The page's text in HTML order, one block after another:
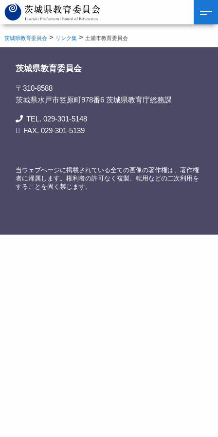
茨城県教育委員会 > リンク集 > 土浦市教育委員会
茨城県教育委員会
〒310-8588
茨城県水戸市笠原町978番6 茨城県教育庁総務課
TEL. 029-301-5148
FAX. 029-301-5139
当ウェブページに掲載されている全ての画像の著作権は、著作権
者に帰属します。権利者の許可なく複製、転用などの二次利用を
することを固く禁じます。